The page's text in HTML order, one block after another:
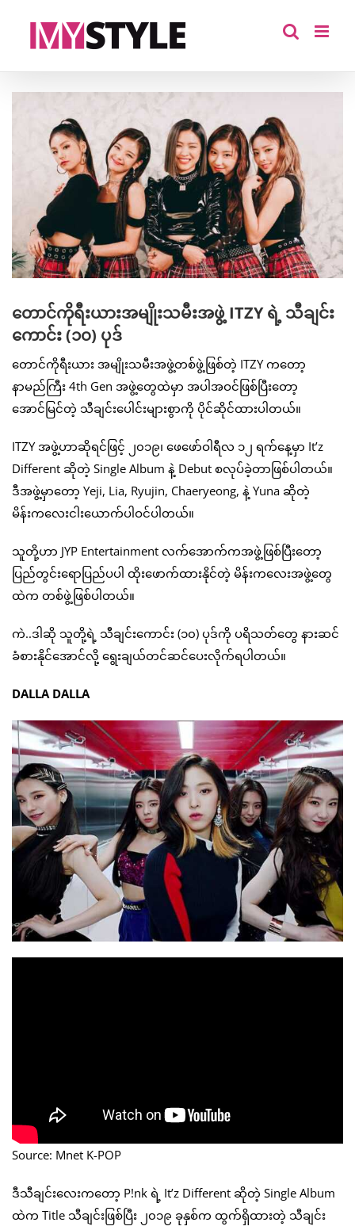
တောင်ကိုရီးယားအမျိုးသမီးအဖွဲ့ ITZY ရဲ့ သီချင်း
ကောင်း (၁၀) ပုဒ်
တောင်ကိုရီးယား အမျိုးသမီးအဖွဲ့တစ်ဖွဲ့ဖြစ်တဲ့ ITZY ကတော့
နာမည်ကြီး 4th Gen အဖွဲ့တွေထဲမှာ အပါအဝင်ဖြစ်ပြီးတော့
အောင်မြင်တဲ့ သီချင်းပေါင်းများစွာကို ပိုင်ဆိုင်ထားပါတယ်။
ITZY အဖွဲ့ဟာဆိုရင်ဖြင့် ၂၀၁၉၊ ဖေဖော်ဝါရီလ ၁၂ ရက်နေ့မှာ It’z
Different ဆိုတဲ့ Single Album နဲ့ Debut စလုပ်ခဲ့တာဖြစ်ပါတယ်။
ဒီအဖွဲ့မှာတော့ Yeji, Lia, Ryujin, Chaeryeong, နဲ့ Yuna ဆိုတဲ့
မိန်းကလေးငါးယောက်ပါဝင်ပါတယ်။
သူတို့ဟာ JYP Entertainment လက်အောက်ကအဖွဲ့ဖြစ်ပြီးတော့
ပြည်တွင်းရောပြည်ပပါ ထိုးဖောက်ထားနိုင်တဲ့ မိန်းကလေးအဖွဲ့တွေ
ထဲက တစ်ဖွဲ့ဖြစ်ပါတယ်။
ကဲ..ဒါဆို သူတို့ရဲ့ သီချင်းကောင်း (၁၀) ပုဒ်ကို ပရိသတ်တွေ နားဆင်
ခံစားနိုင်အောင်လို့ ရွေးချယ်တင်ဆင်ပေးလိုက်ရပါတယ်။
DALLA DALLA
Source: Mnet K-POP
ဒီသီချင်းလေးကတော့ P!nk ရဲ့ It’z Different ဆိုတဲ့ Single Album
ထဲက Title သီချင်းဖြစ်ပြီး ၂၀၁၉ ခုနှစ်က ထွက်ရှိထားတဲ့ သီချင်း